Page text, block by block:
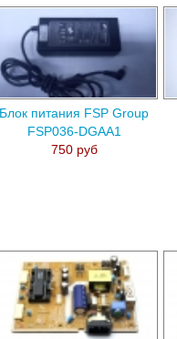
Блок питания FSP Group
FSP036-DGAA1
750 руб